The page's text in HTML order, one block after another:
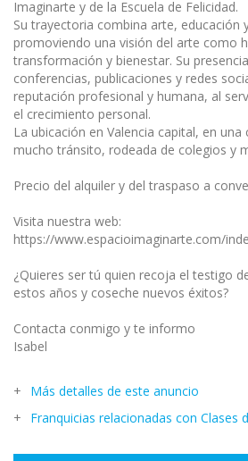
Imaginarte y de la Escuela de Felicidad.
Su trayectoria combina arte, educación
promoviendo una visión del arte como
transformación y bienestar. Su
conferencias, publicaciones y redes
reputación profesional y humana, al
el crecimiento personal.
La ubicación en Valencia capital, en una
mucho tránsito, rodeada de colegios y
Precio del alquiler y del traspaso a
Visita nuestra web:
https://www.espacioimaginarte.com/
¿Quieres ser tú quien recoja el testigo
estos años y coseche nuevos éxitos?
Contacta conmigo y te informo
Isabel
Más detalles de este anuncio
Franquicias relacionadas con Clases